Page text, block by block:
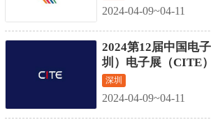
2024-04-09~04-11
2024第12届中国电
圳）电子展（CITE）
深圳
2024-04-09~04-11